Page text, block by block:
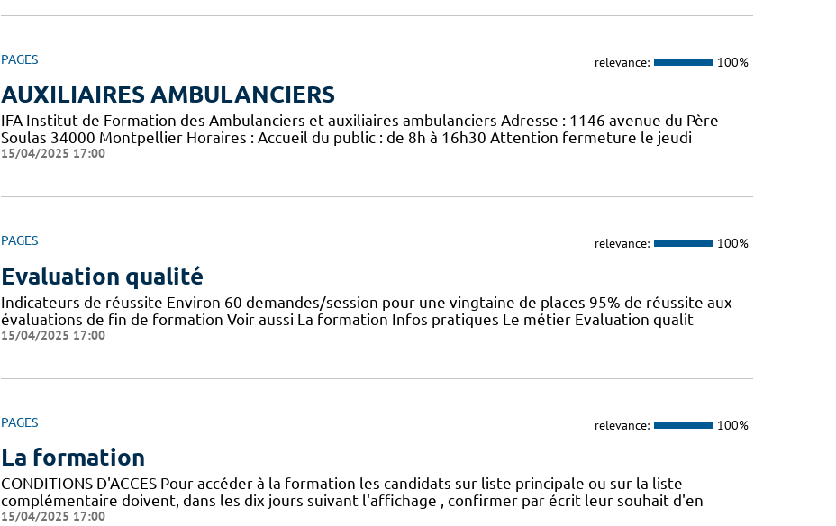
PAGES relevance: 100%
AUXILIAIRES AMBULANCIERS
IFA Institut de Formation des Ambulanciers et auxiliaires ambulanciers Adresse : 1146 avenue du Père
Soulas 34000 Montpellier Horaires : Accueil du public : de 8h à 16h30 Attention fermeture le jeudi
15/04/2025 17:00
PAGES relevance: 100%
Evaluation qualité
Indicateurs de réussite Environ 60 demandes/session pour une vingtaine de places 95% de réussite aux
évaluations de fin de formation Voir aussi La formation Infos pratiques Le métier Evaluation qualit
15/04/2025 17:00
PAGES relevance: 100%
La formation
CONDITIONS D'ACCES Pour accéder à la formation les candidats sur liste principale ou sur la liste
complémentaire doivent, dans les dix jours suivant l'affichage , confirmer par écrit leur souhait d'en
15/04/2025 17:00